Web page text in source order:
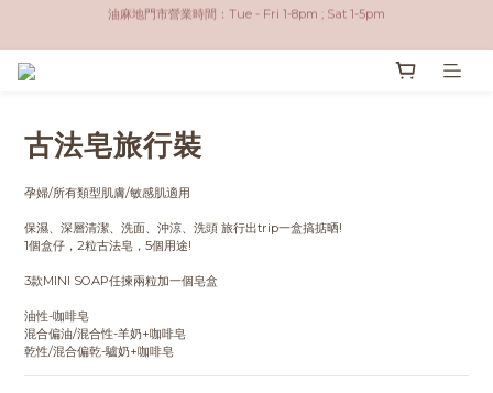
香港本地 滿$600包郵；全球 滿$3500包郵（不包括 美國）
香港本地 滿$600包郵；全球 滿$3500包郵（不包括 美國）
古法皂旅行裝
孕婦/所有類型肌膚/敏感肌適用
保濕、深層清潔、洗面、沖涼、洗頭 旅行出trip一盒搞掂晒!
1個盒仔，2粒古法皂，5個用途!
3款MINI SOAP任揀兩粒加一個皂盒
油性-咖啡皂
混合偏油/混合性-羊奶+咖啡皂
乾性/混合偏乾-驢奶+咖啡皂